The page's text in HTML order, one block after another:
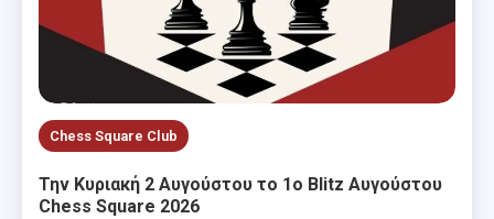
Chess Square Club
Την Κυριακή 2 Αυγούστου το 1ο Blitz Αυγούστου
Chess Square 2026